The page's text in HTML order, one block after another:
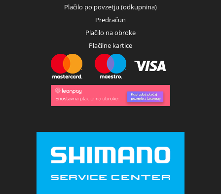
Plačilo po povzetju (odkupnina)
Predračun
Plačilo na obroke
Plačilne kartice